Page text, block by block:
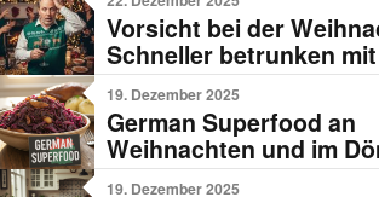
Lockversprechen!
Vorsicht bei der
Schneller betrunken
Abnehmspritze?
19. Dezember 2025
German Superfood an
Weihnachten und im
Rotkraut!
19. Dezember 2025